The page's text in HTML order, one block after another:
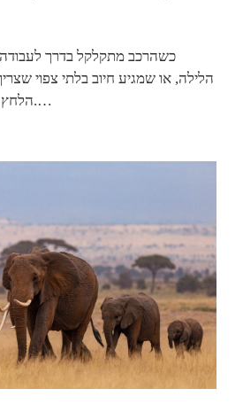
כשהרכב מתקלקל בדרך
הלילה, או שמגיע חיוב בלתי צפוי
הלחץ הפיננסי יכול להיות עצום.…